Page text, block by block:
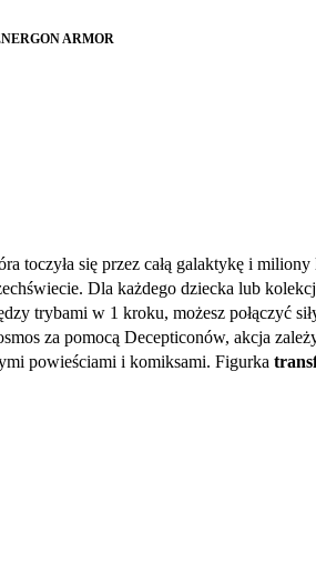
ARMOR
toczyła się przez całą galaktykę i miliony
Dla każdego dziecka lub
trybami w 1 kroku, możesz połączyć
za pomocą Decepticonów, akcja
powieściami i komiksami. Figurka